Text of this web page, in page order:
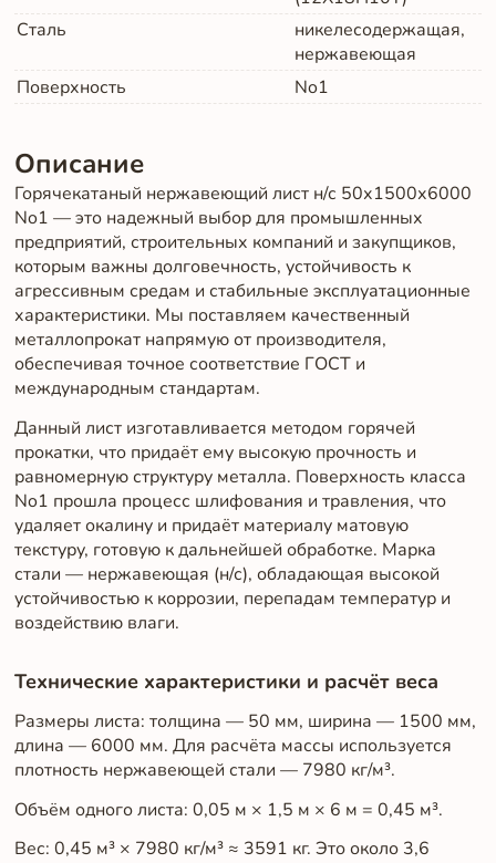
Сталь
никелесодержащая,
нержавеющая
Поверхность
No1
Описание
Горячекатаный нержавеющий лист н/с 50х1500х6000
No1 — это надежный выбор для промышленных
предприятий, строительных компаний и закупщиков,
которым важны долговечность, устойчивость к
агрессивным средам и стабильные эксплуатационные
характеристики. Мы поставляем качественный
металлопрокат напрямую от производителя,
обеспечивая точное соответствие ГОСТ и
международным стандартам.
Данный лист изготавливается методом горячей
прокатки, что придаёт ему высокую прочность и
равномерную структуру металла. Поверхность класса
No1 прошла процесс шлифования и травления, что
удаляет окалину и придаёт материалу матовую
текстуру, готовую к дальнейшей обработке. Марка
стали — нержавеющая (н/с), обладающая высокой
устойчивостью к коррозии, перепадам температур и
воздействию влаги.
Технические характеристики и расчёт веса
Размеры листа: толщина — 50 мм, ширина — 1500 мм,
длина — 6000 мм. Для расчёта массы используется
плотность нержавеющей стали — 7980 кг/м³.
Объём одного листа: 0,05 м × 1,5 м × 6 м = 0,45 м³.
Вес: 0,45 м³ × 7980 кг/м³ ≈ 3591 кг. Это около 3,6